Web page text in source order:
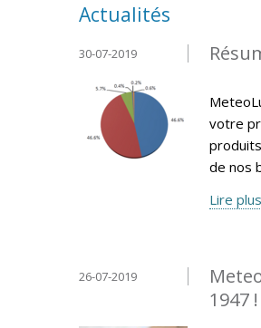
Actualités
30-07-2019
votre
de nos
Lire plus
1947 !
26-07-2019